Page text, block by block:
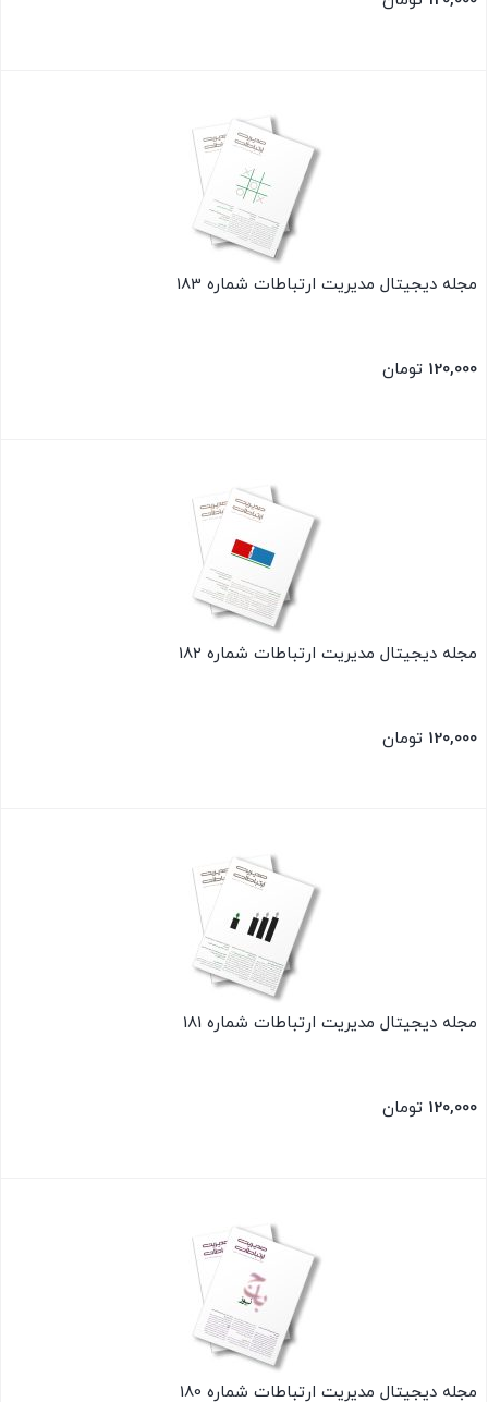
مجله دیجیتال مدیریت ارتباطات شماره 183
120,000 تومان
مجله دیجیتال مدیریت ارتباطات شماره 182
120,000 تومان
مجله دیجیتال مدیریت ارتباطات شماره 181
120,000 تومان
مجله دیجیتال مدیریت ارتباطات شماره 180